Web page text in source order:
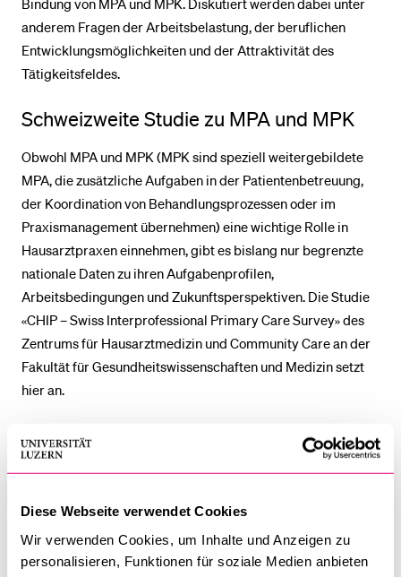
Diese Webseite verwendet Cookies
Wir verwenden Cookies, um Inhalte und Anzeigen zu
personalisieren, Funktionen für soziale Medien anbieten
anderem Fragen der Arbeitsbelastung, der beruflichen
Entwicklungsmöglichkeiten und der Attraktivität des
Tätigkeitsfeldes.
Schweizweite Studie zu MPA und MPK
Obwohl MPA und MPK (MPK sind speziell weitergebildete
MPA, die zusätzliche Aufgaben in der Patientenbetreuung,
der Koordination von Behandlungsprozessen oder im
Praxismanagement übernehmen) eine wichtige Rolle in
Hausarztpraxen einnehmen, gibt es bislang nur begrenzte
nationale Daten zu ihren Aufgabenprofilen,
Arbeitsbedingungen und Zukunftsperspektiven. Die Studie
«CHIP – Swiss Interprofessional Primary Care Survey» des
Zentrums für Hausarztmedizin und Community Care an der
Fakultät für Gesundheits­wissenschaften und Medizin setzt
hier an.
Die Studie kombiniert eine Online-Befragung mit
vertiefenden Interviews. Ziel ist es, eine wissenschaftliche
Herausforderungen dieser Berufsgruppen in der
Ergebnisse sollen aktuelle Diskussionen zur